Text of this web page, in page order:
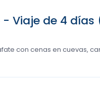
- Viaje de 4
con cenas en cuevas,